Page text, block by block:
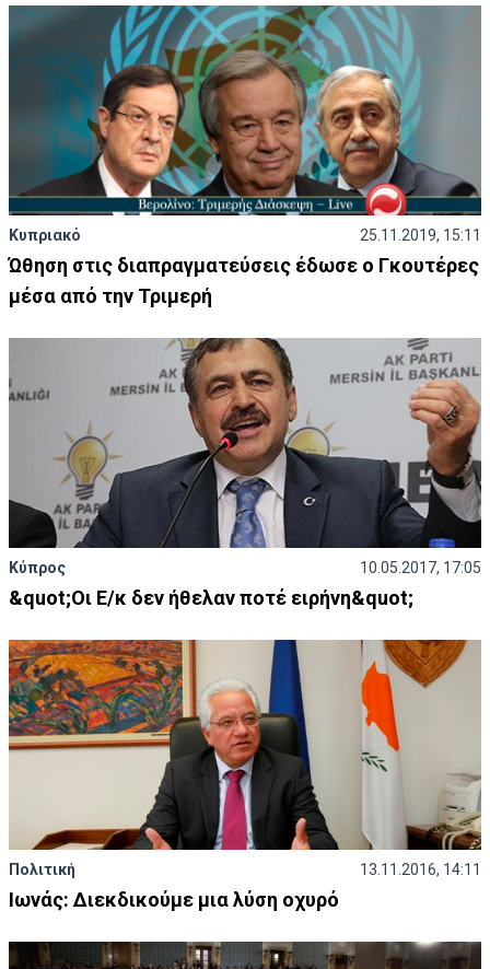
Κυπριακό 25.11.2019, 15:11
Ώθηση στις διαπραγματεύσεις έδωσε ο Γκουτέρες
μέσα από την Τριμερή
Κύπρος 10.05.2017, 17:05
&quot;Οι Ε/κ δεν ήθελαν ποτέ ειρήνη&quot;
Πολιτική 13.11.2016, 14:11
Ιωνάς: Διεκδικούμε μια λύση οχυρό